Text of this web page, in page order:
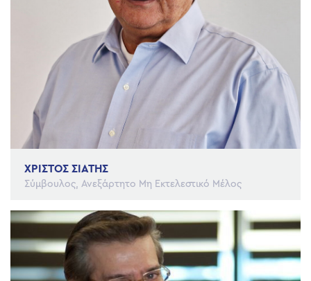
ΧΡΙΣΤΟΣ ΣΙΑΤΗΣ
Σύμβουλος, Ανεξάρτητο Μη Εκτελεστικό Μέλος